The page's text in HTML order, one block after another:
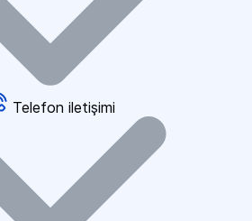
Telefon iletişimi